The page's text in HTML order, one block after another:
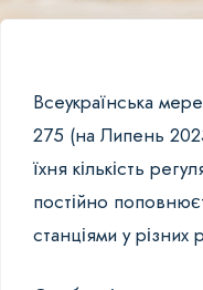
Всеукраїнська
275 (на Липень
їхня кількість
постійно
станціями у різних